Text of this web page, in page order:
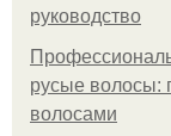
руководство
русые волосы:
волосами